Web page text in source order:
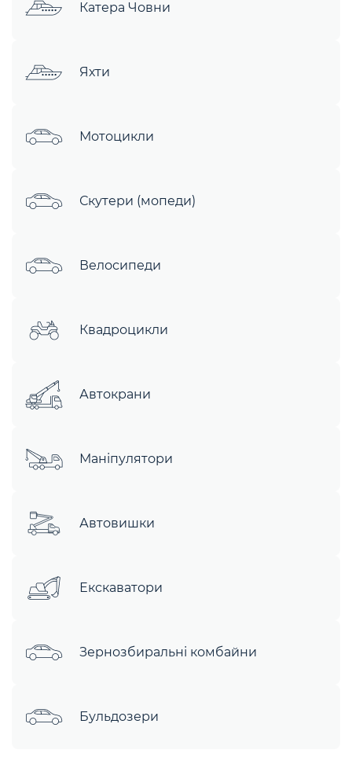
Катера Човни
Яхти
Мотоцикли
Скутери (мопеди)
Велосипеди
Квадроцикли
Автокрани
Маніпулятори
Автовишки
Екскаватори
Зернозбиральні комбайни
Бульдозери